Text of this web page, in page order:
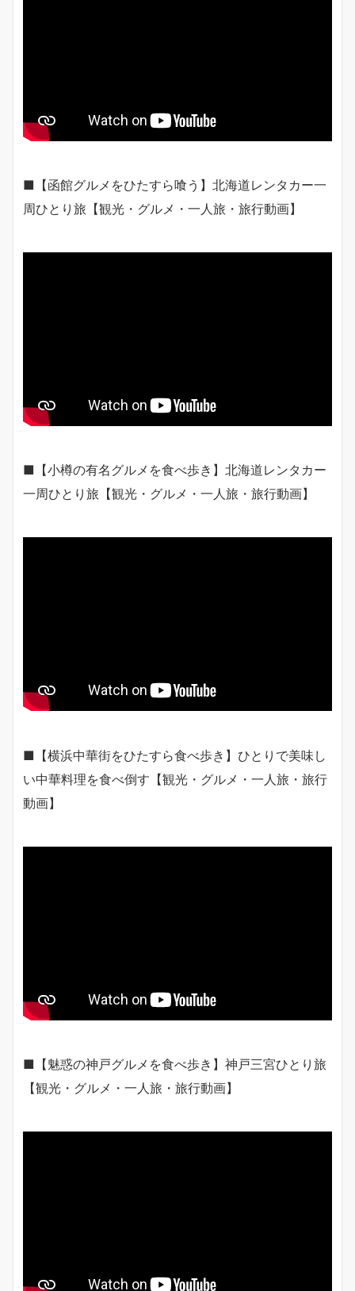
■【函館グルメをひたすら喰う】北海道レンタカー一
周ひとり旅【観光・グルメ・一人旅・旅行動画】
■【小樽の有名グルメを食べ歩き】北海道レンタカー
一周ひとり旅【観光・グルメ・一人旅・旅行動画】
■【横浜中華街をひたすら食べ歩き】ひとりで美味し
い中華料理を食べ倒す【観光・グルメ・一人旅・旅行
動画】
■【魅惑の神戸グルメを食べ歩き】神戸三宮ひとり旅
【観光・グルメ・一人旅・旅行動画】